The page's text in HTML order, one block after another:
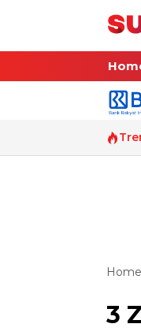
Home
3